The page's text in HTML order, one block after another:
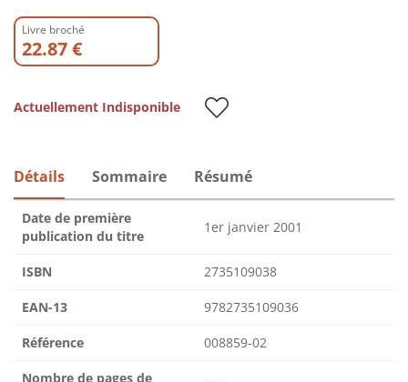
Livre broché
22.87 €
Actuellement Indisponible
Détails Sommaire Résumé
Date de première
publication du titre
1er janvier 2001
ISBN 2735109038
EAN-13 9782735109036
Référence 008859-02
Nombre de pages de